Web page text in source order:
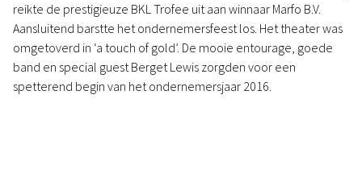
reikte de prestigieuze BKL Trofee uit aan winnaar Marfo B.V.
Aansluitend barstte het ondernemersfeest los. Het theater was
omgetoverd in ‘a touch of gold’. De mooie entourage, goede
band en special guest Berget Lewis zorgden voor een
spetterend begin van het ondernemersjaar 2016.